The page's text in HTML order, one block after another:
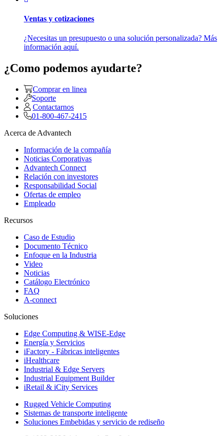
Ventas y cotizaciones
¿Necesitas un presupuesto o una solución personalizada? Más
información aquí.
¿Como podemos ayudarte?
Comprar en linea
Soporte
Contactarnos
01-800-467-2415
Acerca de Advantech
Información de la compañía
Noticias Corporativas
Advantech Connect
Relación con investores
Responsabilidad Social
Ofertas de empleo
Empleado
Recursos
Caso de Estudio
Documento Técnico
Enfoque en la Industria
Video
Noticias
Catálogo Electrónico
FAQ
A-connect
Soluciones
Edge Computing & WISE-Edge
Energía y Servicios
iFactory - Fábricas inteligentes
iHealthcare
Industrial & Edge Servers
Industrial Equipment Builder
iRetail & iCity Services
Rugged Vehicle Computing
Sistemas de transporte inteligente
Soluciones Embebidas y servicio de rediseño